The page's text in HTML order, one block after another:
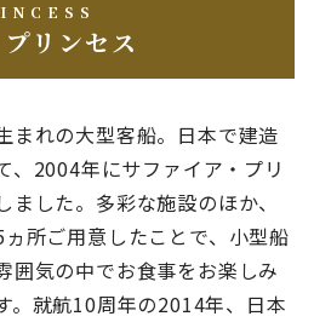
リンセス
まれの大型客船。日本で建造
、2004年にサファイア・プリ
した。多彩な施設のほか、
所ご用意したことで、小型船
囲気の中でお食事をお楽しみ
。就航10周年の2014年、日本